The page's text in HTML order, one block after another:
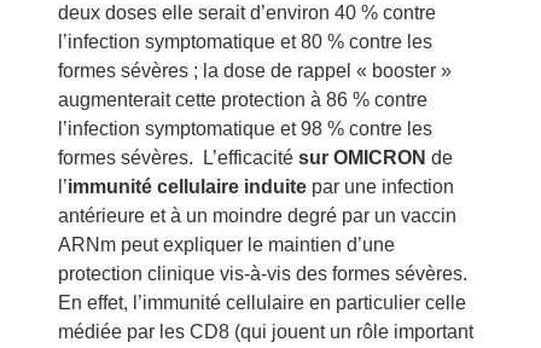
deux doses elle serait d’environ 40 % contre
l’infection symptomatique et 80 % contre les
formes sévères ; la dose de rappel « booster »
augmenterait cette protection à 86 % contre
l’infection symptomatique et 98 % contre les
formes sévères. L’efficacité sur OMICRON de
l’immunité cellulaire induite par une infection
antérieure et à un moindre degré par un vaccin
ARNm peut expliquer le maintien d’une
protection clinique vis-à-vis des formes sévères.
En effet, l’immunité cellulaire en particulier celle
médiée par les CD8 (qui jouent un rôle important